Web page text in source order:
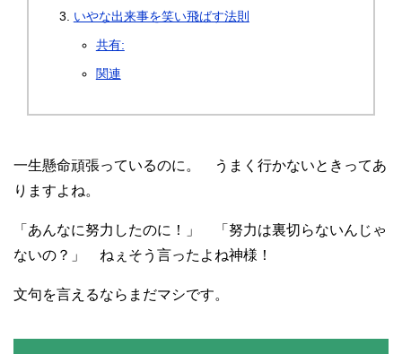
いやな出来事を笑い飛ばす法則
共有:
関連
一生懸命頑張っているのに。 うまく行かないときってあ
りますよね。
「あんなに努力したのに！」 「努力は裏切らないんじゃ
ないの？」 ねぇそう言ったよね神様！
文句を言えるならまだマシです。